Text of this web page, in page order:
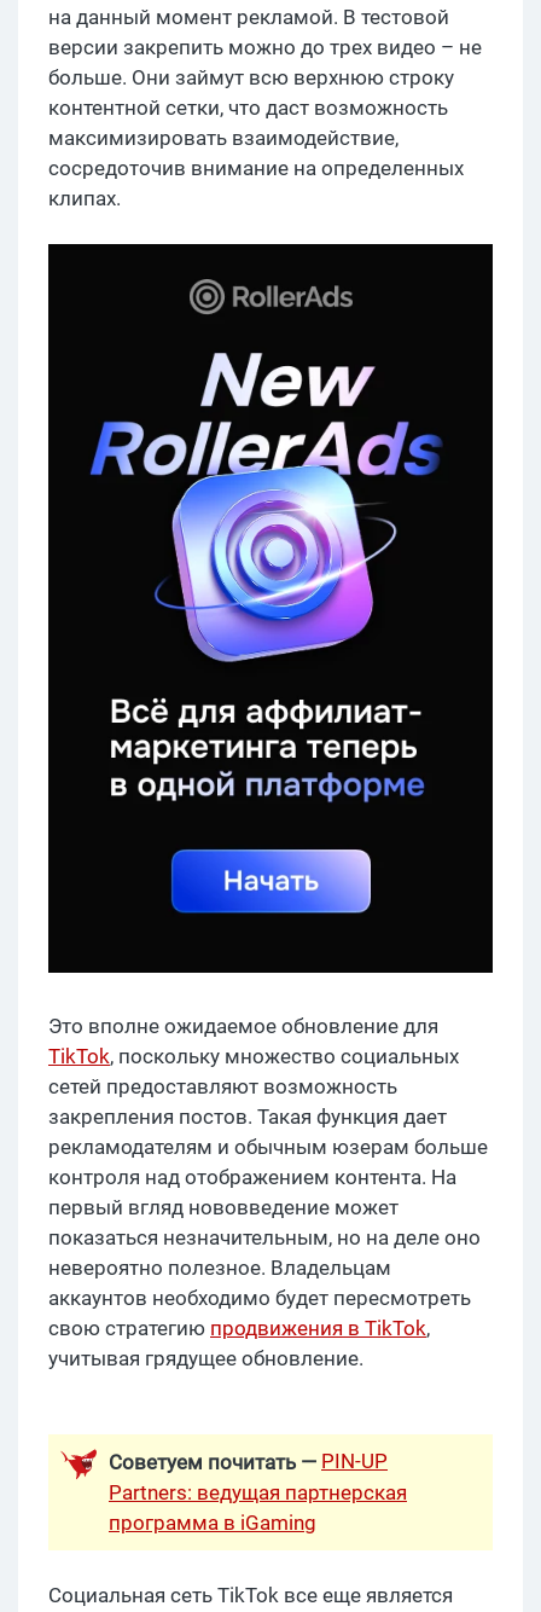
на данный момент рекламой. В тестовой
версии закрепить можно до трех видео – не
больше. Они займут всю верхнюю строку
контентной сетки, что даст возможность
максимизировать взаимодействие,
сосредоточив внимание на определенных
клипах.
Это вполне ожидаемое обновление для
TikTok, поскольку множество социальных
сетей предоставляют возможность
закрепления постов. Такая функция дает
рекламодателям и обычным юзерам больше
контроля над отображением контента. На
первый вгляд нововведение может
показаться незначительным, но на деле оно
невероятно полезное. Владельцам
аккаунтов необходимо будет пересмотреть
свою стратегию продвижения в TikTok,
учитывая грядущее обновление.
Советуем почитать — PIN-UP
Partners: ведущая партнерская
программа в iGaming
Социальная сеть TikTok все еще является